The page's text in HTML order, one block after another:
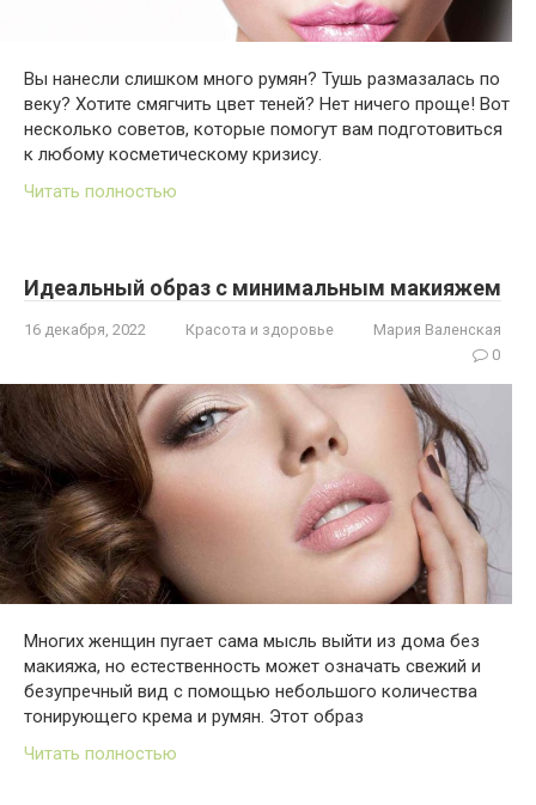
Вы нанесли слишком много румян? Тушь размазалась по
веку? Хотите смягчить цвет теней? Нет ничего проще! Вот
несколько советов, которые помогут вам подготовиться
к любому косметическому кризису.
Читать полностью
Идеальный образ с минимальным макияжем
16 декабря, 2022 Красота и здоровье
Мария Валенская
0
Многих женщин пугает сама мысль выйти из дома без
макияжа, но естественность может означать свежий и
безупречный вид с помощью небольшого количества
тонирующего крема и румян. Этот образ
Читать полностью